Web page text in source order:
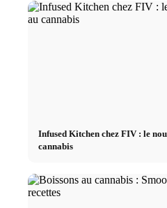
Infused Kitchen chez FIV : le
cannabis